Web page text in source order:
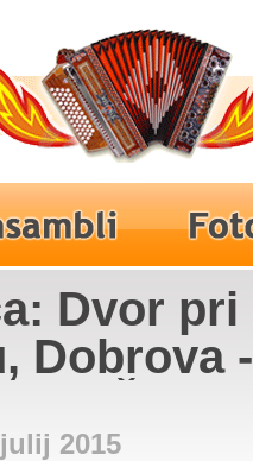
Dvor pri
Dobrova
ne, Špela
2015